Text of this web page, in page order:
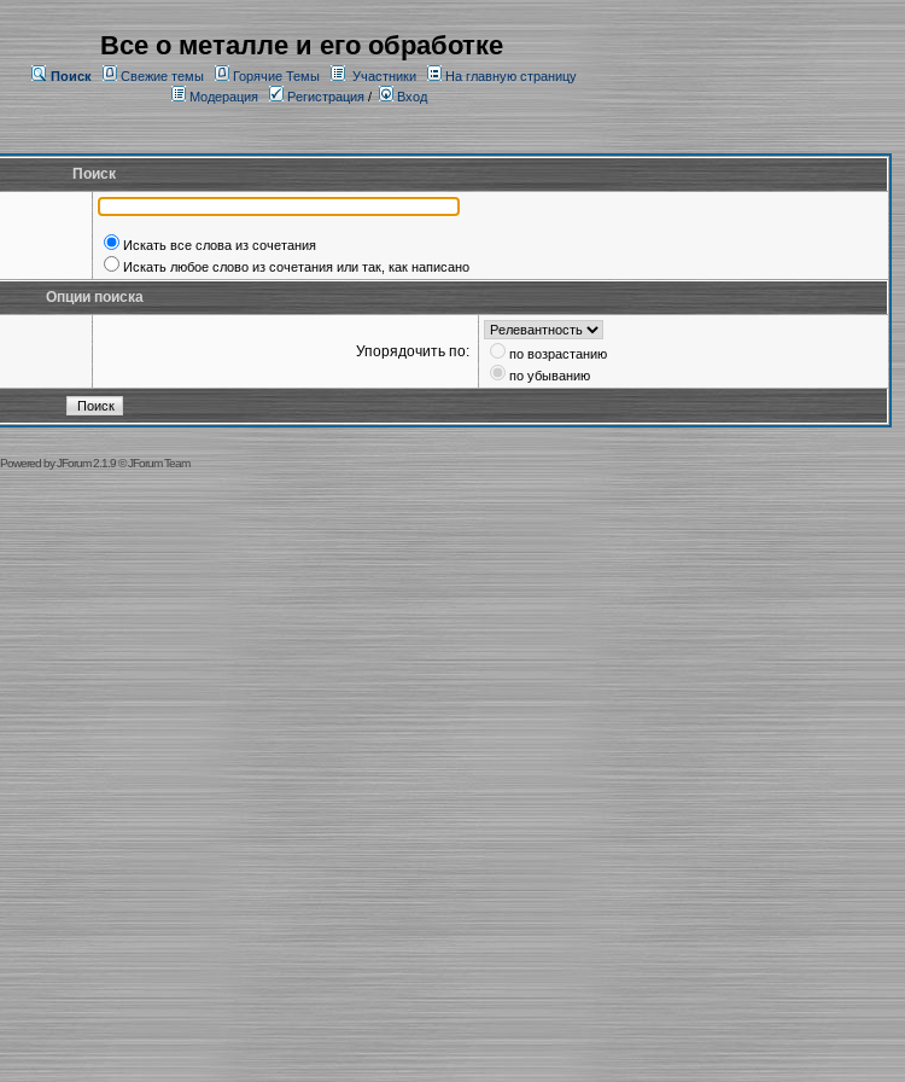
Все о металле и его обработке
Поиск Свежие темы Горячие Темы Участники
На главную страницу
Модерация
Регистрация/ Вход
Поиск
Искать все слова из сочетания
Искать любое слово из сочетания или так, как написано
Опции поиска
Упорядочить по:
по возрастанию
по убыванию
Powered byJForum 2.1.9©JForum Team